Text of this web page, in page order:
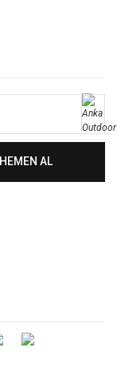
HEMEN AL